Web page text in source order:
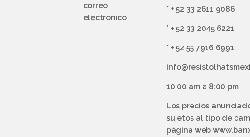
correo
electrónico
* + 52 33 2611 9086
* + 52 33 2045 6221
* + 52 55 7916 6991
10:00 am a 8:00 pm
Los precios
sujetos al tipo de
página web